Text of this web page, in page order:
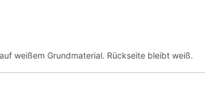
weißem Grundmaterial. Rückseite bleibt weiß.